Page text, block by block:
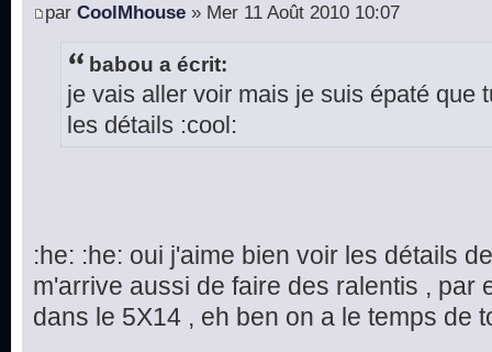
par CoolMhouse » Mer 11 Août 2010 10:07
babou a écrit:
je vais aller voir mais je suis épaté que
les détails :cool:
:he: :he: oui j'aime bien voir les détails
m'arrive aussi de faire des ralentis , par
dans le 5X14 , eh ben on a le temps de